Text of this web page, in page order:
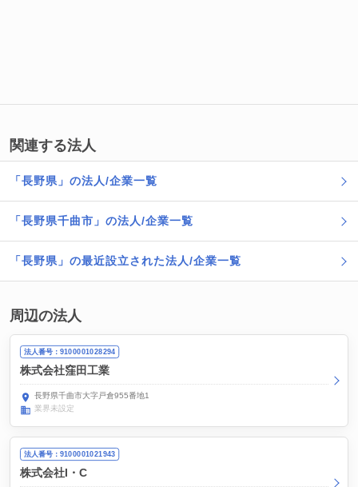
関連する法人
「長野県」の法人/企業一覧
「長野県千曲市」の法人/企業一覧
「長野県」の最近設立された法人/企業一覧
周辺の法人
法人番号：9100001028294
株式会社窪田工業
長野県千曲市大字戸倉955番地1
業界未設定
法人番号：9100001021943
株式会社I・C